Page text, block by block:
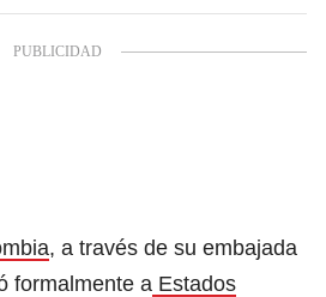
, a través de su embajada
formalmente a Estados